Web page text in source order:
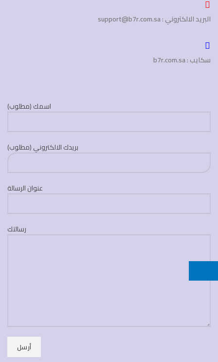
البريد الالكتروني : support@b7r.com.sa
سكايب : b7r.com.sa
اسمك (مطلوب)
بريدك الالكتروني (مطلوب)
عنوان الرسالة
رسالتك